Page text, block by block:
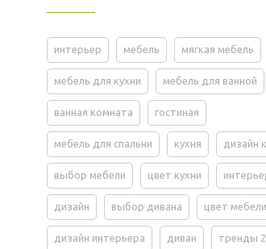
интерьер мебель мягкая мебель
мебель для кухни мебель для ванной
ванная комната гостиная
мебель для спальни кухня дизайн
выбор мебели цвет кухни
дизайн выбор дивана цвет мебели
дизайн интерьера диван тренды